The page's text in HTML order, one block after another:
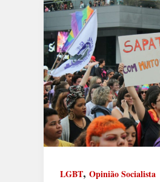
LGBT, Opinião Socialista